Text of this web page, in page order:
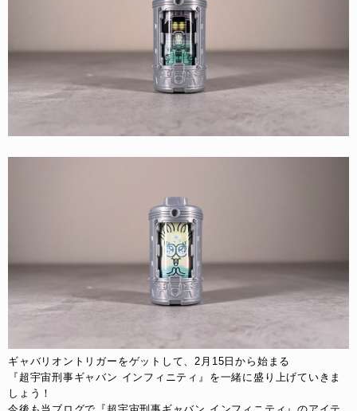
ギャバリオントリガーをゲットして、2月15日から始まる
『超宇宙刑事ギャバン インフィニティ』を一緒に盛り上げていきま
しょう！